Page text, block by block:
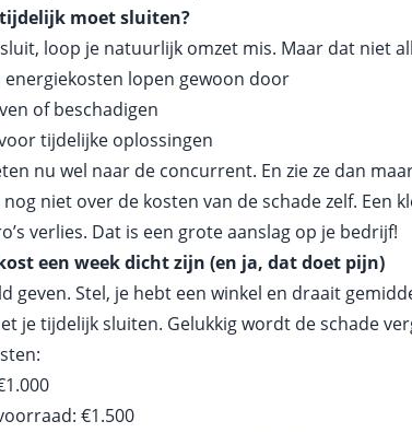
moet sluiten?
loop je natuurlijk omzet mis. Maar dat niet
energiekosten lopen gewoon door
of beschadigen
tijdelijke oplossingen
nu wel naar de concurrent. En zie ze dan
niet over de kosten van de schade zelf. Een
verlies. Dat is een grote aanslag op je bedrijf!
een week dicht zijn (en ja, dat doet pijn)
geven. Stel, je hebt een winkel en draait
je tijdelijk sluiten. Gelukkig wordt de schade
€1.500